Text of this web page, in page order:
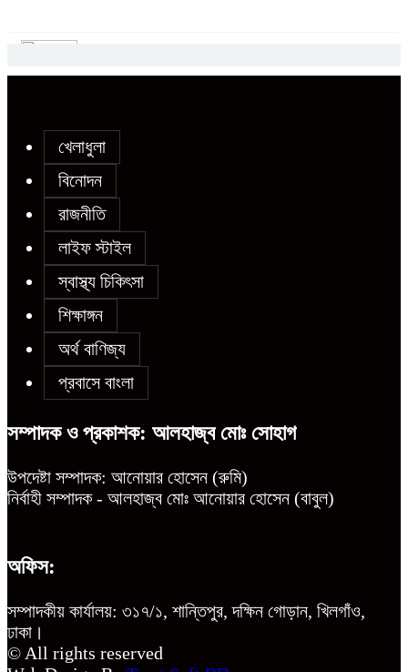
আশ্বাস প্রশাসকের
উন্নয়ন কে প্রাধান্য দিয়ে বগুড়ার সোনাতলা
পৌরসভার ২০২৬/২০২৭ অর্থ বছরের বাজেট
ঘোষণা
চট্টগ্রামে গ্যাসের তীব্র সংকট, রান্না বন্ধ বহু
খেলাধুলা
বিনোদন
রাজনীতি
লাইফ স্টাইল
স্বাস্থ্য চিকিৎসা
শিক্ষাঙ্গন
অর্থ বাণিজ্য
প্রবাসে বাংলা
সম্পাদক ও প্রকাশক: আলহাজ্ব মোঃ সোহাগ
উপদেষ্টা সম্পাদক: আনোয়ার হোসেন (রুমি)
নির্বাহী সম্পাদক - আলহাজ্ব মোঃ আনোয়ার হোসেন (বাবুল)
অফিস:
সম্পাদকীয় কার্যালয়: ৩১৭/১, শান্তিপুর, দক্ষিন গোড়ান, খিলগাঁও,
ঢাকা।
© All rights reserved